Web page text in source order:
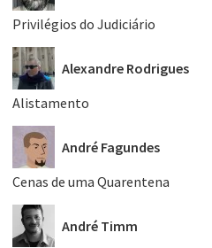
Privilégios do Judiciário
Alexandre Rodrigues
Alistamento
André Fagundes
Cenas de uma Quarentena
André Timm